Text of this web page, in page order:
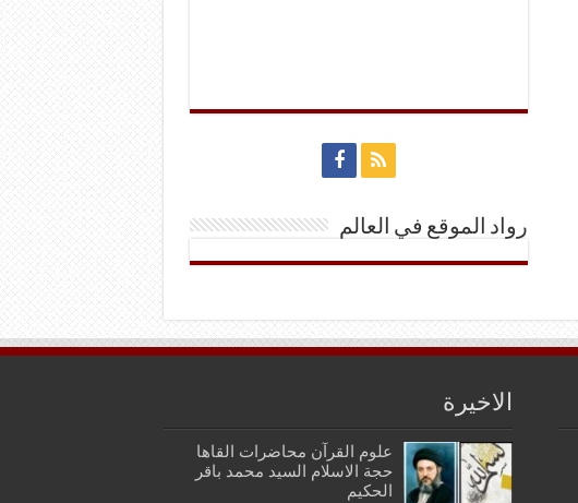
رواد الموقع في العالم
الاخيرة
علوم القرآن محاضرات القاها
حجة الاسلام السيد محمد باقر
الحكيم